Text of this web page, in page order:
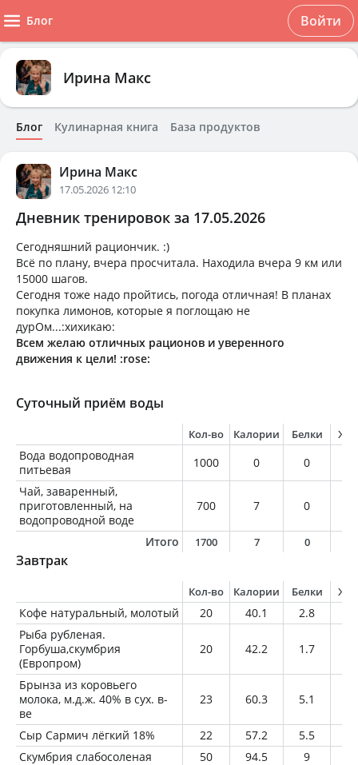
Блог Войти
Ирина Макс
Блог Кулинарная книга База продуктов
Ирина Макс
17.05.2026 12:10
Дневник тренировок за 17.05.2026
Сегодняшний рациончик. :)
Всё по плану, вчера просчитала. Находила вчера 9 км или
15000 шагов.
Сегодня тоже надо пройтись, погода отличная! В планах
покупка лимонов, которые я поглощаю не
дурОм...:хихикаю:
Всем желаю отличных рационов и уверенного
движения к цели! :rose:
Суточный приём воды
Кол-во Калории Белки
Вода водопроводная
питьевая
1000 0 0
Чай, заваренный,
приготовленный, на
водопроводной воде
700 7 0
Итого 1700 7 0
Завтрак
Кол-во Калории Белки
Кофе натуральный, молотый 20 40.1 2.8
Рыба рубленая.
Горбуша,скумбрия
(Европром)
20 42.2 1.7
Брынза из коровьего
молока, м.д.ж. 40% в сух. в-
ве
23 60.3 5.1
Сыр Сармич лёгкий 18% 22 57.2 5.5
Скумбрия слабосоленая
50 94.5 9